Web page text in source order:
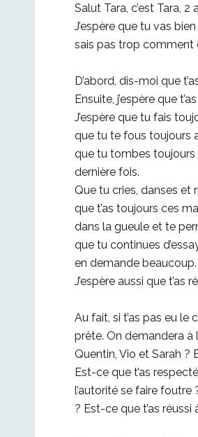
Salut Tara, c’est Tara, 2
J’espère que tu vas
sais pas trop comment
D’abord, dis-moi que
Ensuite, j’espère que
J’espère que tu fais
que tu te fous toujours
que tu tombes toujours
dernière fois.
Que tu cries, danses et
que t’as toujours ces
dans la gueule et te
que tu continues
en demande beaucoup.
J’espère aussi que
Au fait, si t’as pas eu le
prête. On demandera à
Quentin, Vio et Sarah ?
Est-ce que t’as
l’autorité se faire foutre
? Est-ce que t’as